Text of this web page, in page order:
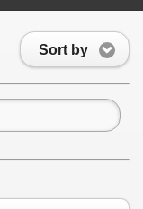
Sort by